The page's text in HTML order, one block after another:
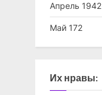
Апрель 1942
Май 172
Их нравы: